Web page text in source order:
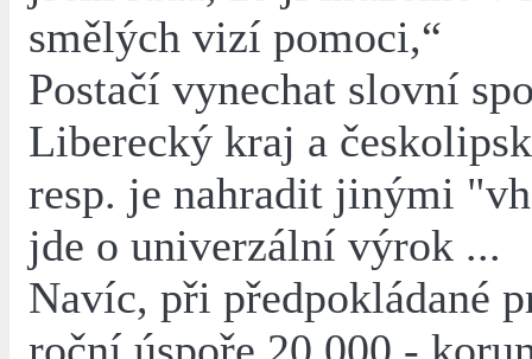
smělých vizí pomoci,“
Postačí vynechat slovní
Liberecký kraj a
resp. je nahradit jinými
jde o univerzální výrok ...
Navíc, při předpokládané